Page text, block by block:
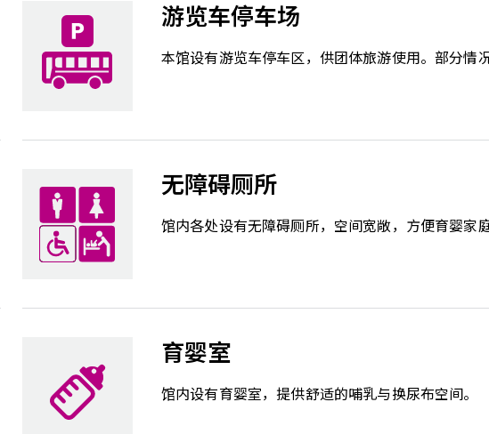
游览车停车场
本馆设有游览车停车区，供团体旅游使用。部分情
无障碍厕所
馆内各处设有无障碍厕所，空间宽敞，方便育婴家
育婴室
馆内设有育婴室，提供舒适的哺乳与换尿布空间。